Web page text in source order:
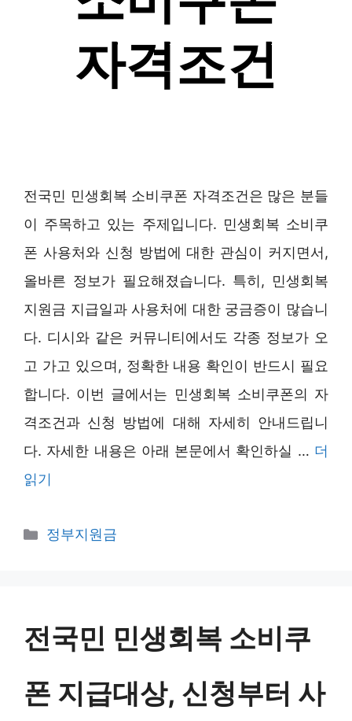
전국민 민생회복 소비쿠폰 자격조건은 많은 분들
이 주목하고 있는 주제입니다. 민생회복 소비쿠
폰 사용처와 신청 방법에 대한 관심이 커지면서,
올바른 정보가 필요해졌습니다. 특히, 민생회복
지원금 지급일과 사용처에 대한 궁금증이 많습니
다. 디시와 같은 커뮤니티에서도 각종 정보가 오
고 가고 있으며, 정확한 내용 확인이 반드시 필요
합니다. 이번 글에서는 민생회복 소비쿠폰의 자
격조건과 신청 방법에 대해 자세히 안내드립니
다. 자세한 내용은 아래 본문에서 확인하실 … 더
읽기
카
정부지원금
전국민 민생회복 소비쿠
폰 지급대상, 신청부터 사